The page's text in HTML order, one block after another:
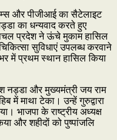
और पीजीआई का सैटेलाइट
का धन्यवाद करते हुए
प्रदेश ने ऊंचे मुकाम हासिल
सुविधाएं उपलब्ध करवाने
में प्रथम स्थान हासिल किया
नड्डा और मुख्यमंत्री जय राम
में माथा टेका। उन्हें गुरुद्वारा
भाजपा के राष्ट्रीय अध्यक्ष
और शहीदों को पुष्पांजलि